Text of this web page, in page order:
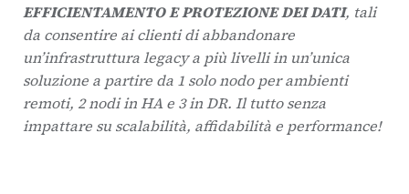
EFFICIENTAMENTO E PROTEZIONE DEI DATI, tali
da consentire ai clienti di abbandonare
un’infrastruttura legacy a più livelli in un’unica
soluzione a partire da 1 solo nodo per ambienti
remoti, 2 nodi in HA e 3 in DR. Il tutto senza
impattare su scalabilità, affidabilità e performance!